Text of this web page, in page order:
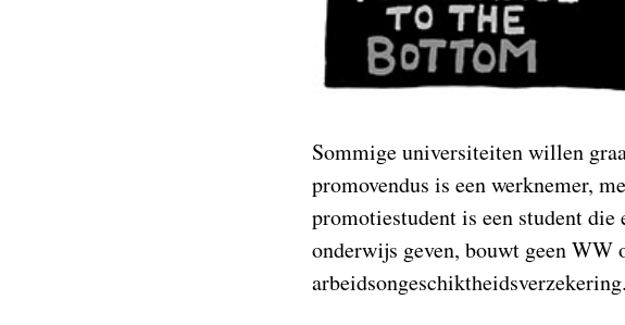
Sommige universiteiten willen
promovendus is een werknemer,
promotiestudent is een student die
onderwijs geven, bouwt geen WW
arbeidsongeschiktheidsverzekering.